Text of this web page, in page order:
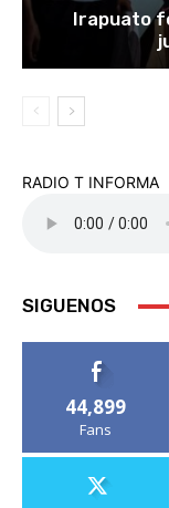
Irapuato
RADIO T INFORMA
SIGUENOS
44,899
Fans